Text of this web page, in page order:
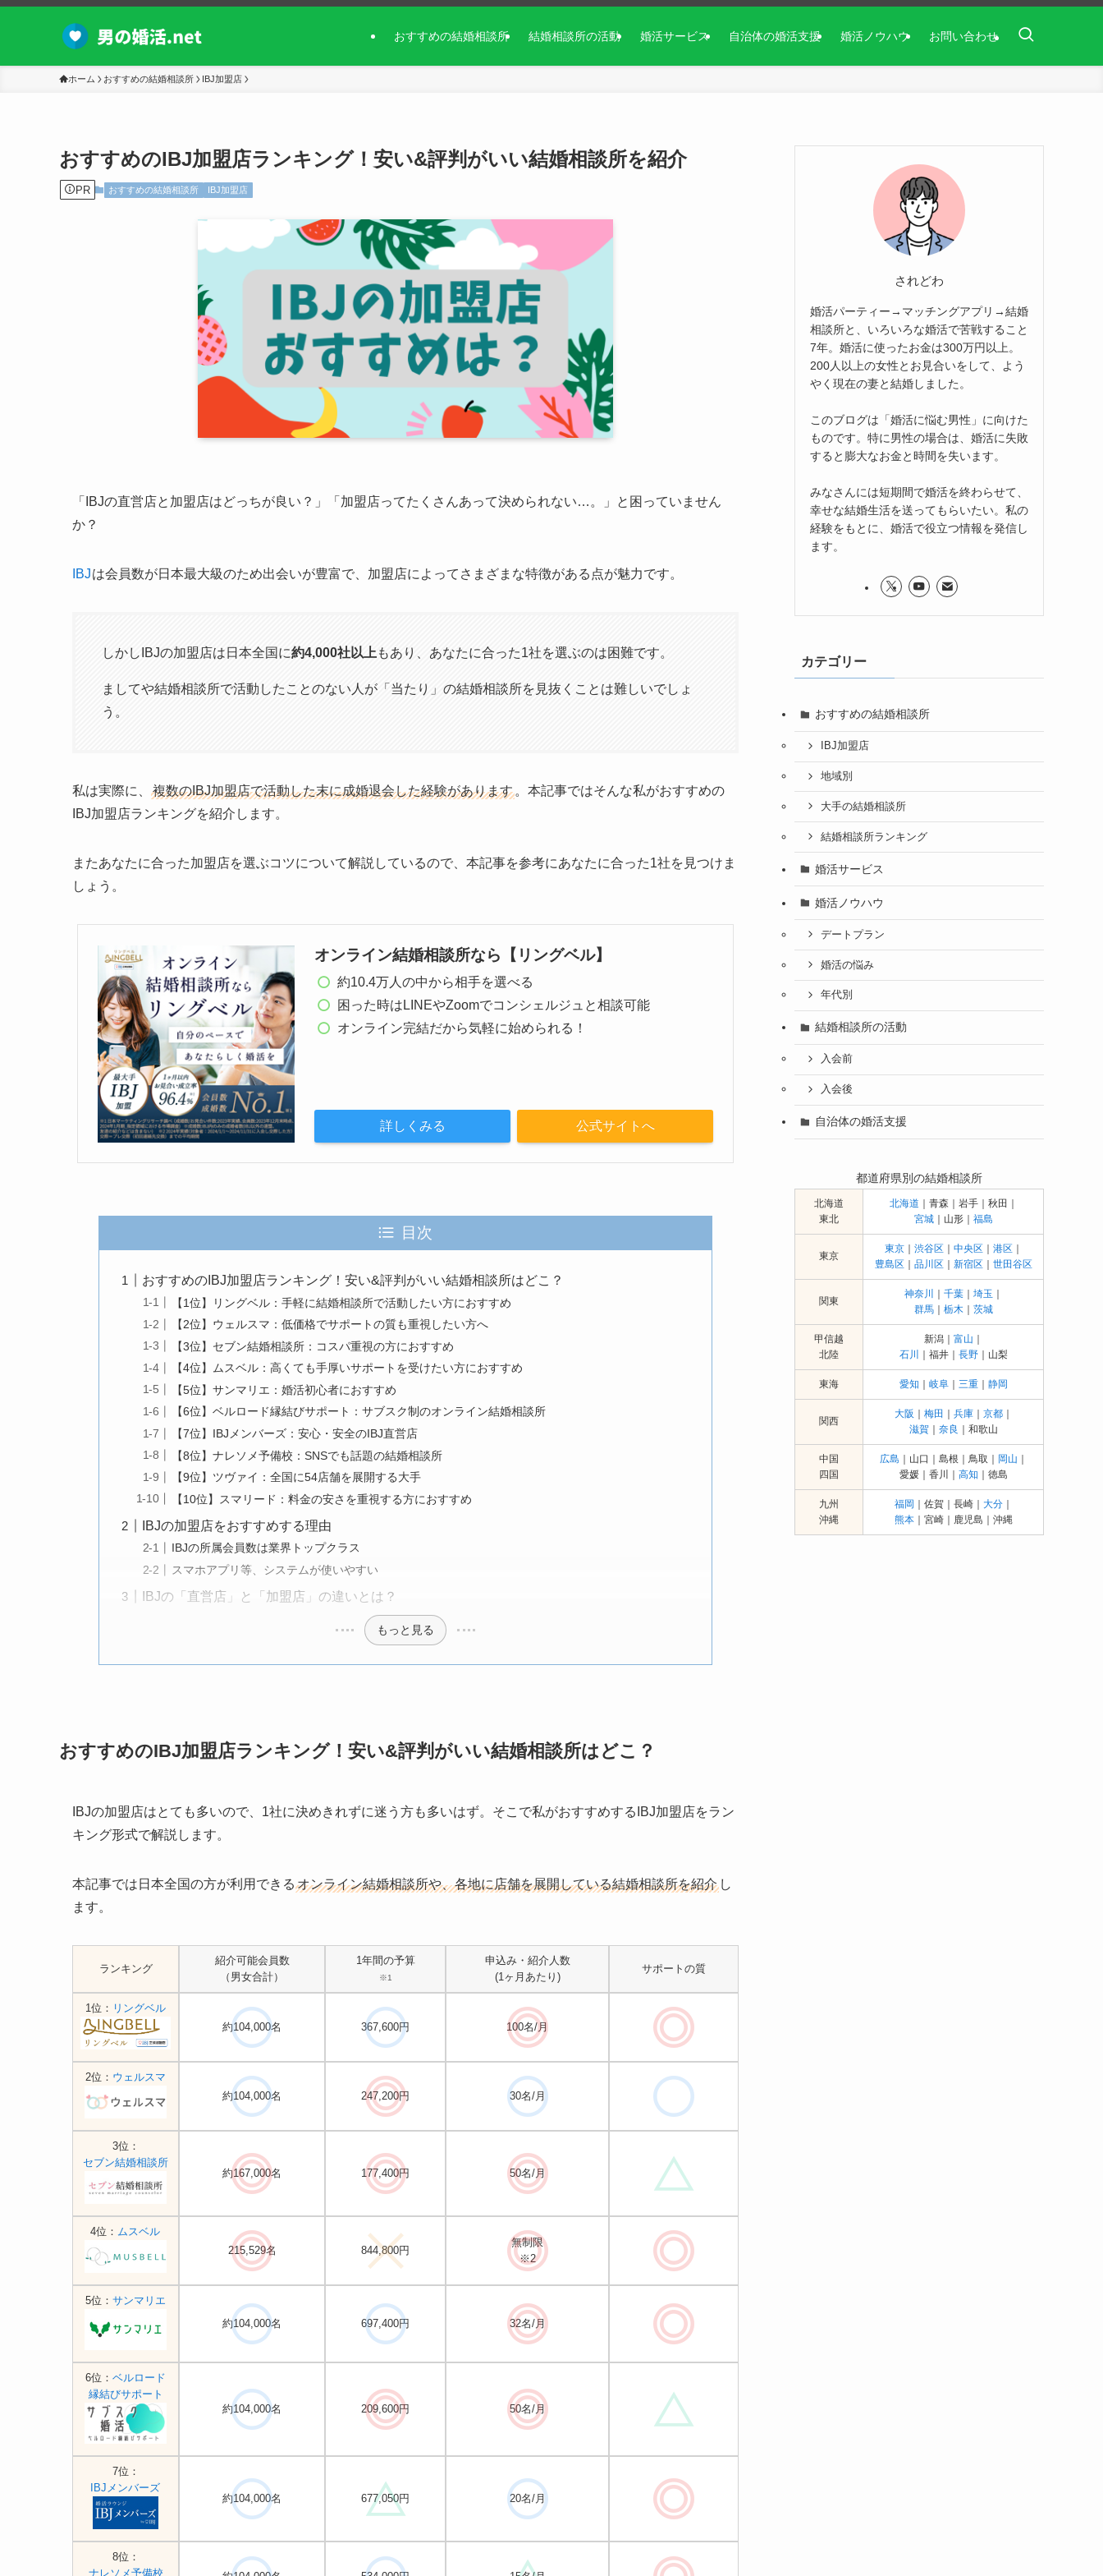
おすすめの結婚相談所 結婚相談所の活動 婚活サービス 自治体の婚活支援 婚活ノウハウ お問い合わせ
ホーム おすすめの結婚相談所 IBJ加盟店
おすすめのIBJ加盟店ランキング！安い&評判がいい結婚相談所を紹介
PR おすすめの結婚相談所 IBJ加盟店
「IBJの直営店と加盟店はどっちが良い？」「加盟店ってたくさんあって決められない…。」と困っていません
か？
IBJは会員数が日本最大級のため出会いが豊富で、加盟店によってさまざまな特徴がある点が魅力です。
しかしIBJの加盟店は日本全国に約4,000社以上 もあり、あなたに合った1社を選ぶのは困難です。
ましてや結婚相談所で活動したことのない人が「当たり」の結婚相談所を見抜くことは難しいでしょ
う。
私は実際に、 複数のIBJ加盟店で活動した末に成婚退会した経験があります 。本記事ではそんな私がおすすめの
IBJ加盟店ランキングを紹介します。
またあなたに合った加盟店を選ぶコツについて解説しているので、本記事を参考にあなたに合った1社を見つけま
しょう。
オンライン結婚相談所なら【リングベル】
約10.4万人の中から相手を選べる
困った時はLINEやZoomでコンシェルジュと相談可能
オンライン完結だから気軽に始められる！
詳しくみる 公式サイトへ
目次
おすすめのIBJ加盟店ランキング！安い&評判がいい結婚相談所はどこ？
【1位】リングベル：手軽に結婚相談所で活動したい方におすすめ
【2位】ウェルスマ：低価格でサポートの質も重視したい方へ
【3位】セブン結婚相談所：コスパ重視の方におすすめ
【4位】ムスベル：高くても手厚いサポートを受けたい方におすすめ
【5位】サンマリエ：婚活初心者におすすめ
【6位】ベルロード縁結びサポート：サブスク制のオンライン結婚相談所
【7位】IBJメンバーズ：安心・安全のIBJ直営店
【8位】ナレソメ予備校：SNSでも話題の結婚相談所
【9位】ツヴァイ：全国に54店舗を展開する大手
【10位】スマリード：料金の安さを重視する方におすすめ
IBJの加盟店をおすすめする理由
IBJの所属会員数は業界トップクラス
スマホアプリ等、システムが使いやすい
IBJの「直営店」と「加盟店」の違いとは？
もっと見る
おすすめのIBJ加盟店ランキング！安い&評判がいい結婚相談所はどこ？
IBJの加盟店はとても多いので、1社に決めきれずに迷う方も多いはず。そこで私がおすすめするIBJ加盟店をラン
キング形式で解説します。
本記事では日本全国の方が利用できる オンライン結婚相談所や、各地に店舗を展開している結婚相談所を紹介 し
ます。
ランキング
紹介可能会員数
（男女合計）
1年間の予算
※1
申込み・紹介人数
(1ヶ月あたり)
サポートの質
1位： リングベル
約104,000名
367,600円 100名/月
2位： ウェルスマ
約104,000名
247,200円 30名/月
3位：
セブン結婚相談所
約167,000名
177,400円 50名/月
4位： ムスベル
215,529名
844,800円
無制限
※2
5位： サンマリエ
約104,000名
697,400円 32名/月
6位： ベルロード
縁結びサポート
約104,000名
209,600円 50名/月
7位：
IBJメンバーズ
約104,000名
677,050円 20名/月
8位：
ナレソメ予備校
されどわ
婚活パーティー→マッチングアプリ→結婚
相談所と、いろいろな婚活で苦戦すること
7年。婚活に使ったお金は300万円以上。
200人以上の女性とお見合いをして、よう
やく現在の妻と結婚しました。
このブログは「婚活に悩む男性」に向けた
ものです。特に男性の場合は、婚活に失敗
すると膨大なお金と時間を失います。
みなさんには短期間で婚活を終わらせて、
幸せな結婚生活を送ってもらいたい。私の
経験をもとに、婚活で役立つ情報を発信し
ます。
カテゴリー
おすすめの結婚相談所
IBJ加盟店
地域別
大手の結婚相談所
結婚相談所ランキング
婚活サービス
婚活ノウハウ
デートプラン
婚活の悩み
年代別
結婚相談所の活動
入会前
入会後
自治体の婚活支援
都道府県別の結婚相談所
北海道
東北
北海道 ｜青森｜岩手｜秋田｜
宮城｜山形｜ 福島
東京
東京｜ 渋谷区｜ 中央区｜ 港区｜
豊島区｜ 品川区｜ 新宿区｜ 世田谷区
関東
神奈川 ｜ 千葉｜ 埼玉 ｜
群馬｜ 栃木 ｜ 茨城
甲信越
北陸
新潟｜ 富山 ｜
石川
｜福井｜ 長野｜山梨
東海 愛知 ｜ 岐阜｜ 三重｜ 静岡
関西
大阪 ｜ 梅田 ｜ 兵庫｜ 京都｜
滋賀｜ 奈良 ｜和歌山
中国
四国
広島 ｜山口｜島根｜鳥取｜ 岡山 ｜
愛媛｜香川｜ 高知 ｜徳島
九州
沖縄
福岡 ｜佐賀｜長崎｜ 大分｜
熊本｜宮崎｜鹿児島｜沖縄